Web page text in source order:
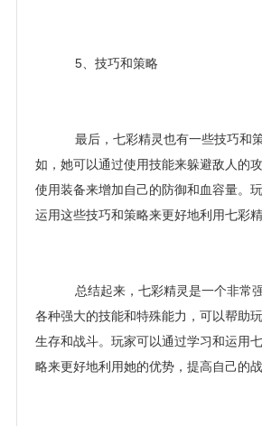
5、技巧和策略
最后，七彩精灵也有一些技巧和
如，她可以通过使用技能来躲避敌人的
使用装备来增加自己的防御和血容量。
运用这些技巧和策略来更好地利用七彩精
总结起来，七彩精灵是一个非常
各种强大的技能和特殊能力，可以帮助
生存和战斗。玩家可以通过学习和运用
略来更好地利用她的优势，提高自己的